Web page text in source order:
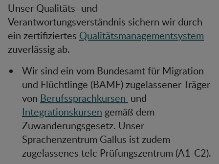
Unser Qualitäts- und
Verantwortungsverständnis sichern wir durch
ein zertifiziertes Qualitätsmanagementsystem
zuverlässig ab.
Wir sind ein vom Bundesamt für Migration
und Flüchtlinge (BAMF) zugelassener Träger
von Berufssprachkursen und
Integrationskursen gemäß dem
Zuwanderungsgesetz. Unser
Sprachenzentrum Gallus ist zudem
zugelassenes telc Prüfungszentrum (A1-C2).